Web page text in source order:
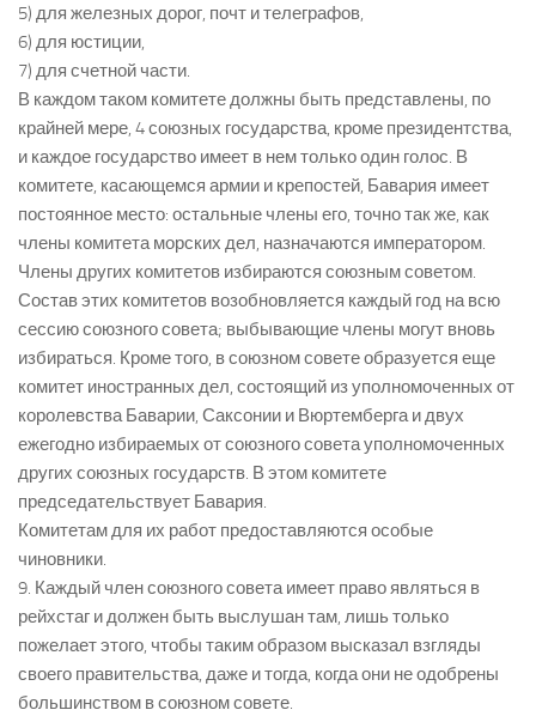
5) для железных дорог, почт и телеграфов,
6) для юстиции,
7) для счетной части.
В каждом таком комитете должны быть представлены, по
крайней мере, 4 союзных государства, кроме президентства,
и каждое государство имеет в нем только один голос. В
комитете, касающемся армии и крепостей, Бавария имеет
постоянное место: остальные члены его, точно так же, как
члены комитета морских дел, назначаются императором.
Члены других комитетов избираются союзным советом.
Состав этих комитетов возобновляется каждый год на всю
сессию союзного совета; выбывающие члены могут вновь
избираться. Кроме того, в союзном совете образуется еще
комитет иностранных дел, состоящий из уполномоченных от
королевства Баварии, Саксонии и Вюртемберга и двух
ежегодно избираемых от союзного совета уполномоченных
других союзных государств. В этом комитете
председательствует Бавария.
Комитетам для их работ предоставляются особые
чиновники.
9. Каждый член союзного совета имеет право являться в
рейхстаг и должен быть выслушан там, лишь только
пожелает этого, чтобы таким образом высказал взгляды
своего правительства, даже и тогда, когда они не одобрены
большинством в союзном совете.